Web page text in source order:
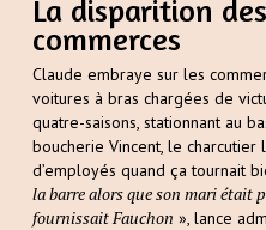
La disparition
commerces
Claude embraye sur les
voitures à bras chargées de
quatre-saisons, stationnant au
boucherie Vincent, le charcutier
d’employés quand ça tournait
la barre alors que son mari était
fournissait Fauchon », lance